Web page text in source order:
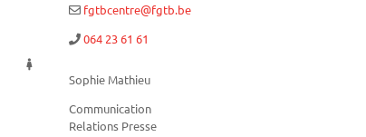
fgtbcentre@fgtb.be
064 23 61 61
Sophie Mathieu
Communication
Relations Presse